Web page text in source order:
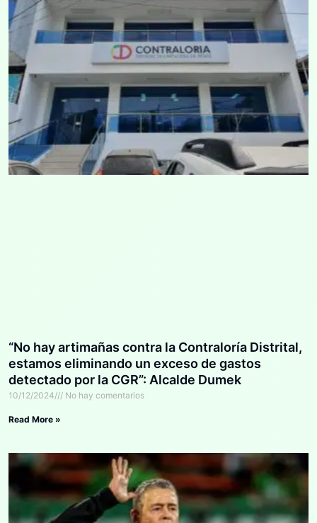
“No hay artimañas contra la Contraloría Distrital,
estamos eliminando un exceso de gastos
detectado por la CGR”: Alcalde Dumek
10/12/2024 No hay comentarios
Read More »